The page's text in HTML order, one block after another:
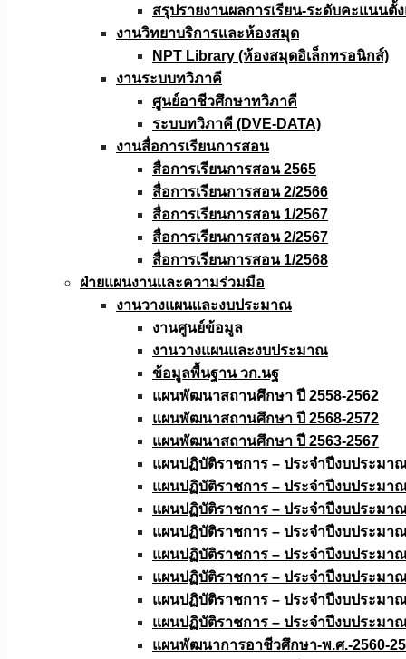
สรุปรายงานผลการเรียน-ระดับคะแนนตั้
งานวิทยาบริการเเละห้องสมุด
NPT Library (ห้องสมุดอิเล็กทรอนิกส์)
งานระบบทวิภาคี
ศูนย์อาชีวศึกษาทวิภาคี
ระบบทวิภาคี (DVE-DATA)
งานสื่อการเรียนการสอน
สื่อการเรียนการสอน 2565
สื่อการเรียนการสอน 2/2566
สื่อการเรียนการสอน 1/2567
สื่อการเรียนการสอน 2/2567
สื่อการเรียนการสอน 1/2568
ฝ่ายแผนงานเเละความร่วมมือ
งานวางแผนเเละงบประมาณ
งานศูนย์ข้อมูล
งานวางแผนและงบประมาณ
ข้อมูลพื้นฐาน วก.นฐ
แผนพัฒนาสถานศึกษา ปี 2558-2562
แผนพัฒนาสถานศึกษา ปี 2568-2572
แผนพัฒนาสถานศึกษา ปี 2563-2567
แผนปฏิบัติราชการ – ประจำปีงบประมา
แผนปฏิบัติราชการ – ประจำปีงบประมา
แผนปฏิบัติราชการ – ประจำปีงบประมา
แผนปฏิบัติราชการ – ประจำปีงบประมา
แผนปฏิบัติราชการ – ประจำปีงบประมา
แผนปฏิบัติราชการ – ประจำปีงบประมา
แผนปฏิบัติราชการ – ประจำปีงบประมา
แผนปฏิบัติราชการ – ประจำปีงบประมา
แผนพัฒนาการอาชีวศึกษา-พ.ศ.-2560-